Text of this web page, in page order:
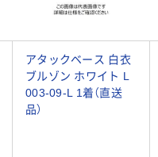
アタックベース 白衣
ブルゾン ホワイト L
003-09-L 1着（直送
品）